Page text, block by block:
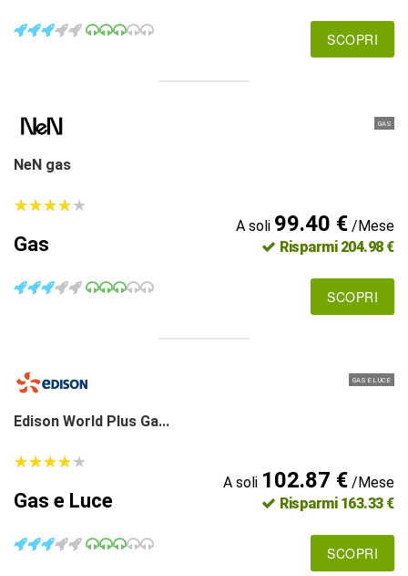
SCOPRI
GAS
NeN gas
★★★★★
★★★★★
Gas
A soli 99.40 €/Mese
Risparmi 204.98 €
SCOPRI
GAS E LUCE
Edison World Plus Ga...
★★★★★
★★★★★
Gas e Luce
A soli 102.87 €/Mese
Risparmi 163.33 €
SCOPRI